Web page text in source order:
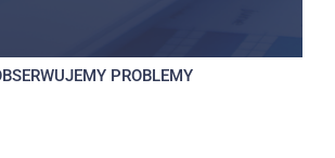
PROBLEMY